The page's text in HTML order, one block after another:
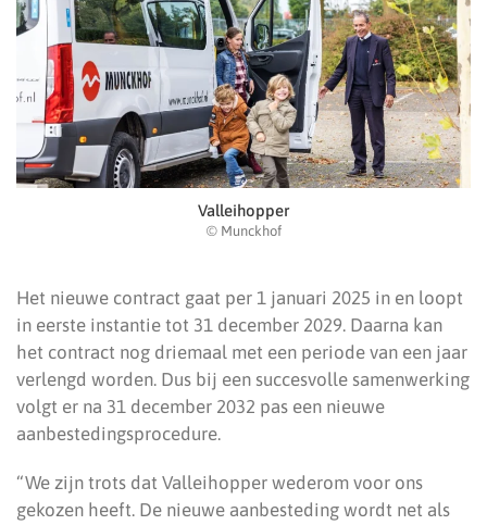
Valleihopper
© Munckhof
Het nieuwe contract gaat per 1 januari 2025 in en loopt
in eerste instantie tot 31 december 2029. Daarna kan
het contract nog driemaal met een periode van een jaar
verlengd worden. Dus bij een succesvolle samenwerking
volgt er na 31 december 2032 pas een nieuwe
aanbestedingsprocedure.
“We zijn trots dat Valleihopper wederom voor ons
gekozen heeft. De nieuwe aanbesteding wordt net als